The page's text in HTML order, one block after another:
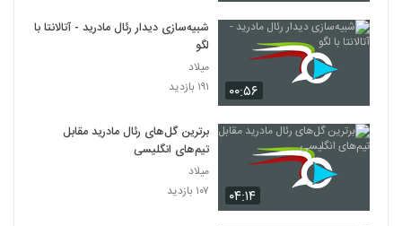
۰۰:۵۶
شبیه‌سازی دیدار رئال مادرید - آتالانتا با
لگو
میلاد
۱۹۱ بازدید
۰۴:۱۴
برترین گل‌های رئال مادرید مقابل
تیم‌های انگلیسی
میلاد
۱۰۷ بازدید